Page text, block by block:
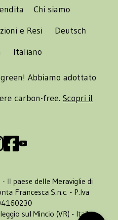
Chi siamo
e Resi
Deutsch
Italiano
Abbiamo adottato
carbon-free. Scopri il
Il paese delle Meraviglie di
Francesca S.n.c. - P.Iva
sul Mincio (VR) - Italia -